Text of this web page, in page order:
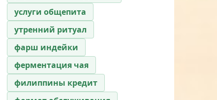
услуги общепита
утренний ритуал
фарш индейки
ферментация чая
филиппины кредит